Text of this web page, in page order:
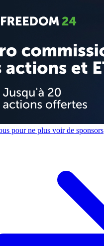
pour ne plus voir de sponsors